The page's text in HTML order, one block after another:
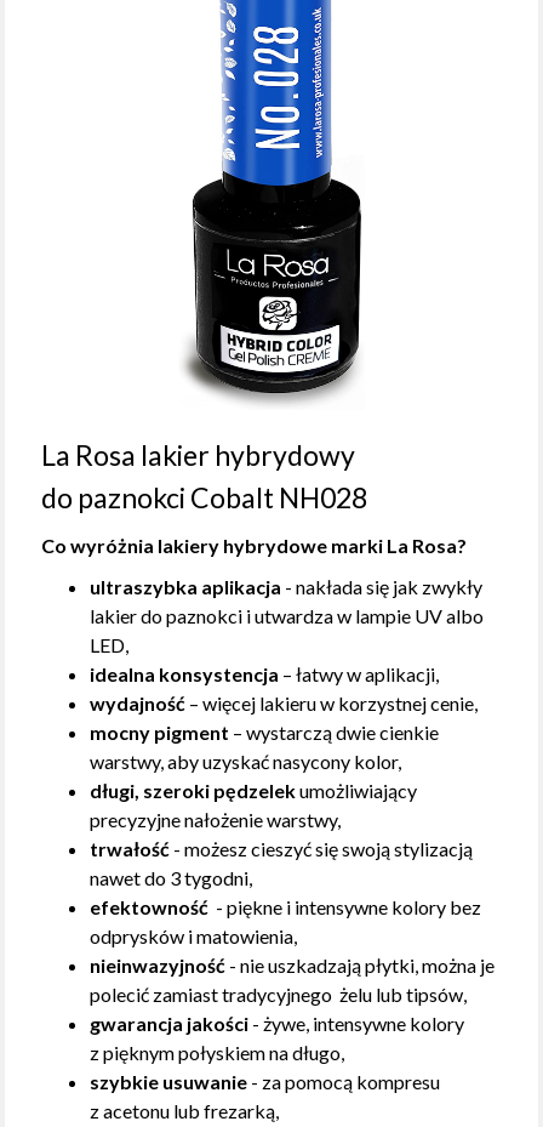
La Rosa lakier hybrydowy
do paznokci Cobalt NH028
Co wyróżnia lakiery hybrydowe marki La Rosa?
ultraszybka aplikacja - nakłada się jak zwykły
lakier do paznokci i utwardza w lampie UV albo
LED,
idealna konsystencja – łatwy w aplikacji,
wydajność – więcej lakieru w korzystnej cenie,
mocny pigment – wystarczą dwie cienkie
warstwy, aby uzyskać nasycony kolor,
długi, szeroki pędzelekumożliwiający
precyzyjne nałożenie warstwy,
trwałość - możesz cieszyć się swoją stylizacją
nawet do 3 tygodni,
efektowność - piękne i intensywne kolory bez
odprysków i matowienia,
nieinwazyjność - nie uszkadzają płytki, można je
polecić zamiast tradycyjnego żelu lub tipsów,
gwarancja jakości - żywe, intensywne kolory
z pięknym połyskiem na długo,
szybkie usuwanie - za pomocą kompresu
z acetonu lub frezarką,